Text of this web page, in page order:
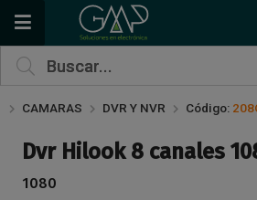
Compartir por email
CAMARAS DVR Y NVR Código:
Dvr Hilook 8 canales
1080